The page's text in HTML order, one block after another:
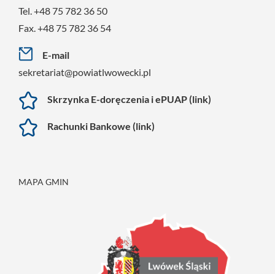
Tel. +48 75 782 36 50
Fax. +48 75 782 36 54
E-mail
sekretariat@powiatlwowecki.pl
Skrzynka E-doręczenia i ePUAP (link)
Rachunki Bankowe (link)
MAPA GMIN